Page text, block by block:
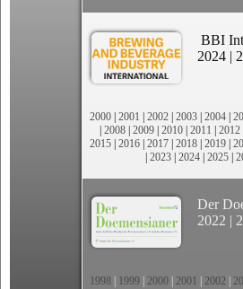
BBI
2024 |
2000 | 2001 | 2002 | 2003 | 2004 |
| 2008 | 2009 | 2010 | 2011 | 2012
2015 | 2016 | 2017 | 2018 | 2019 |
| 2023| 2024| 2025|
Der
2022 |
1998 1999 2000 2001 2002